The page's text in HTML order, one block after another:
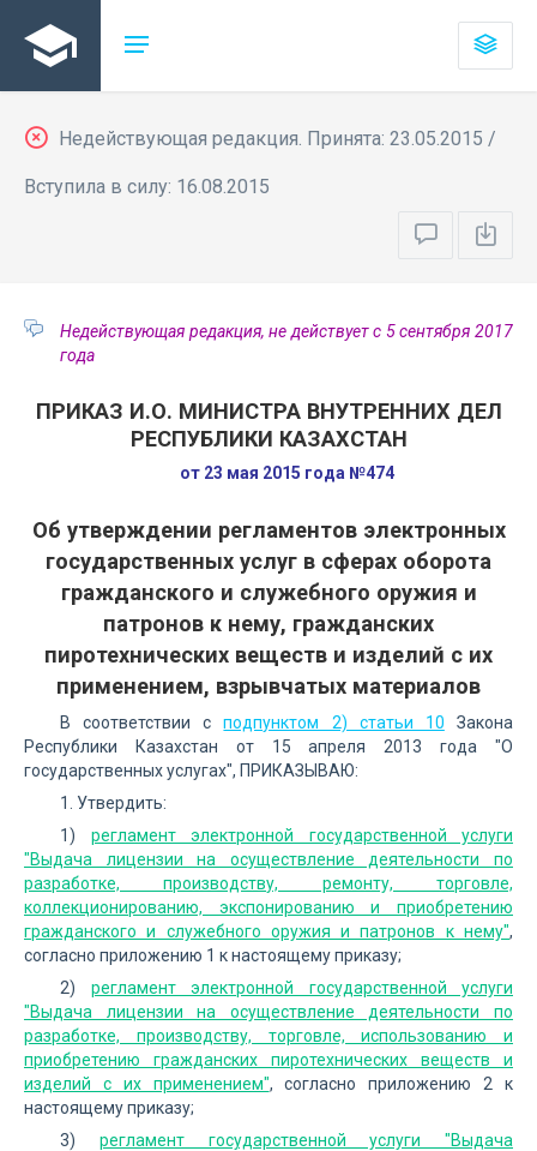
Недействующая редакция. Принята: 23.05.2015 /
Вступила в силу: 16.08.2015
Недействующая редакция, не действует с 5 сентября 2017
года
ПРИКАЗ И.О. МИНИСТРА ВНУТРЕННИХ ДЕЛ
РЕСПУБЛИКИ КАЗАХСТАН
от 23 мая 2015 года №474
Об утверждении регламентов электронных
государственных услуг в сферах оборота
гражданского и служебного оружия и
патронов к нему, гражданских
пиротехнических веществ и изделий с их
применением, взрывчатых материалов
В соответствии сподпунктом 2) статьи 10 Закона
Республики Казахстан от 15 апреля 2013 года "О
государственных услугах", ПРИКАЗЫВАЮ:
1. Утвердить:
1) регламент электронной государственной услуги
"Выдача лицензии на осуществление деятельности по
разработке, производству, ремонту, торговле,
коллекционированию, экспонированию и приобретению
гражданского и служебного оружия и патронов к нему",
согласно приложению 1 к настоящему приказу;
2) регламент электронной государственной услуги
"Выдача лицензии на осуществление деятельности по
разработке, производству, торговле, использованию и
приобретению гражданских пиротехнических веществ и
изделий с их применением", согласно приложению 2 к
настоящему приказу;
3) регламент государственной услуги "Выдача